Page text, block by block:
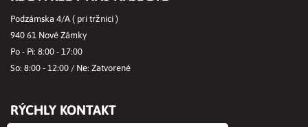
Podzámska 4/A ( pri tržnici )
940 61 Nové Zámky
Po - Pi: 8:00 - 17:00
So: 8:00 - 12:00 / Ne: Zatvorené
RÝCHLY KONTAKT